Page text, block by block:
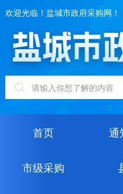
欢迎光临！盐城市政府采购网！
首页 通
市级采购